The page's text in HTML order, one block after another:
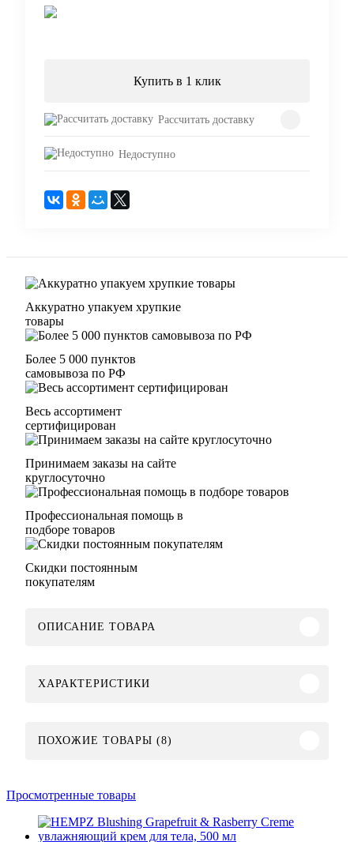
Купить в 1 клик
Рассчитать доставку
Недоступно
Аккуратно упакуем хрупкие
товары
Более 5 000 пунктов
самовывоза по РФ
Весь ассортимент
сертифицирован
Принимаем заказы на сайте
круглосуточно
Профессиональная помощь в
подборе товаров
Скидки постоянным
покупателям
ОПИСАНИЕ ТОВАРА
ХАРАКТЕРИСТИКИ
ПОХОЖИЕ ТОВАРЫ (8)
Просмотренные товары